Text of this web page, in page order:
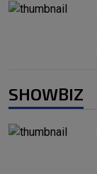
SHOWBIZ